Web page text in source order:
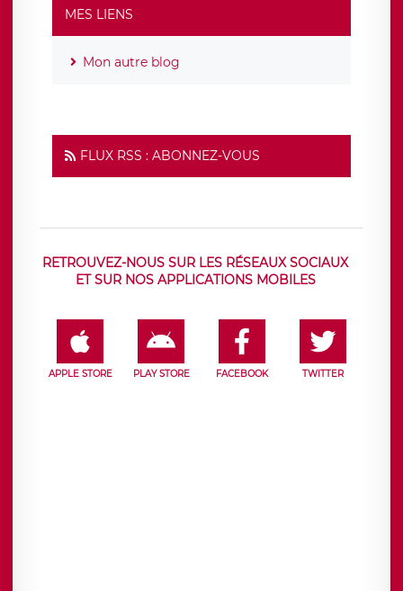
MES LIENS
Mon autre blog
FLUX RSS : ABONNEZ-VOUS
RETROUVEZ-NOUS SUR LES RÉSEAUX SOCIAUX
ET SUR NOS APPLICATIONS MOBILES
APPLE STORE PLAY STORE FACEBOOK TWITTER